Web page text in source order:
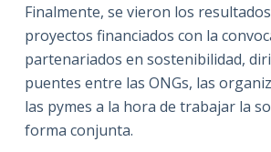
Finalmente, se vieron los
proyectos financiados con la
partenariados en sostenibilidad,
puentes entre las ONGs, las
las pymes a la hora de trabajar la
forma conjunta.